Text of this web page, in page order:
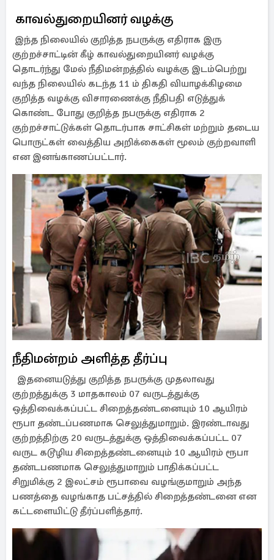
காவல்துறையினர் வழக்கு
இந்த நிலையில் குறித்த நபருக்கு எதிராக இரு
குற்றச்சாட்டின் கீழ் காவல்துறையினர் வழக்கு
தொடர்ந்து மேல் நீதிமன்றத்தில் வழக்கு இடம்பெற்று
வந்த நிலையில் கடந்த 11 ம் திகதி வியாழக்கிழமை
குறித்த வழக்கு விசாரணைக்கு நீதிபதி எடுத்துக்
கொண்ட போது குறித்த நபருக்கு எதிராக 2
குற்றச்சாட்டுக்கள் தொடர்பாக சாட்சிகள் மற்றும் தடைய
பொருட்கள் வைத்திய அறிக்கைகள் மூலம் குற்றவாளி
என இனங்காணப்பட்டார்.
நீதிமன்றம் அளித்த தீர்ப்பு
இதனையடுத்து குறித்த நபருக்கு முதலாவது
குற்றத்துக்கு 3 மாதகாலம் 07 வருடத்துக்கு
ஒத்திவைக்கப்பட்ட சிறைத்தண்டனையும் 10 ஆயிரம்
ரூபா தண்டப்பணமாக செலுத்துமாறும். இரண்டாவது
குற்றத்திற்கு 20 வருடத்துக்கு ஒத்திவைக்கப்பட்ட 07
வருட கடூழிய சிறைத்தண்டனையும் 10 ஆயிரம் ரூபா
தண்டபணமாக செலுத்துமாறும் பாதிக்கப்பட்ட
சிறுமிக்கு 2 இலட்சம் ரூபாவை வழங்குமாறும் அந்த
பணத்தை வழங்காத பட்சத்தில் சிறைத்தண்டனை என
கட்டளையிட்டு தீர்ப்பளித்தார்.